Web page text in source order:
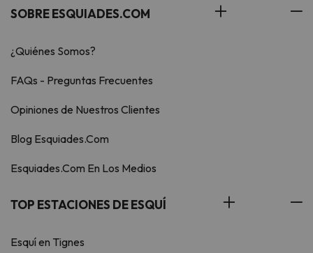
SOBRE ESQUIADES.COM
¿Quiénes Somos?
FAQs - Preguntas Frecuentes
Opiniones de Nuestros Clientes
Blog Esquiades.Com
Esquiades.Com En Los Medios
TOP ESTACIONES DE ESQUÍ
Esquí en Tignes